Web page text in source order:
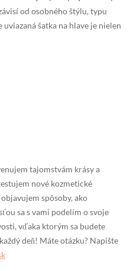
od osobného štýlu, typu
šatka na hlave je nielen
tajomstvám krásy a
nové kozmetické
spôsoby, ako
sa s vami podelím o svoje
vďaka ktorým sa budete
deň! Máte otázku? Napíšte